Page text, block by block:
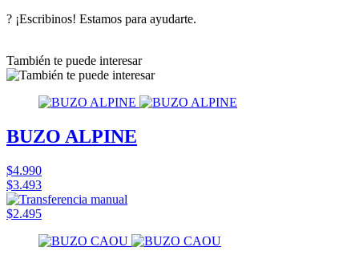
? ¡Escribinos! Estamos para ayudarte.
También te puede interesar
BUZO ALPINE
$4.990
$3.493
$2.495